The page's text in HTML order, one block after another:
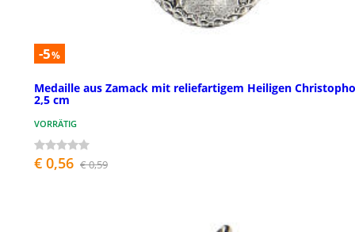
-5%
Medaille aus Zamack mit reliefartigem Heiligen
2,5 cm
VORRÄTIG
€ 0,56 € 0,59